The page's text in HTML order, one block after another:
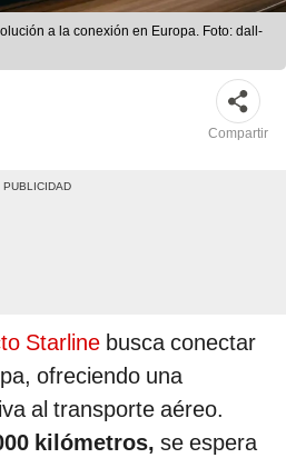
a la conexión en Europa. Foto: dall-
Compartir
Starline busca conectar
ofreciendo una
al transporte aéreo.
kilómetros, se espera